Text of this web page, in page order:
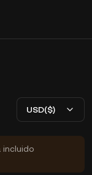
USD($)
incluido